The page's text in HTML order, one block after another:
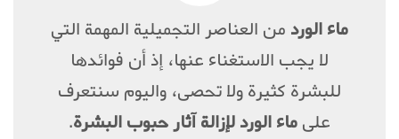
ماء الورد من العناصر التجميلية المهمة التي
لا يجب الاستغناء عنها، إذ أن فوائدها
للبشرة كثيرة ولا تحصى، واليوم سنتعرف
علىماء الورد لإزالة آثار حبوب البشرة.